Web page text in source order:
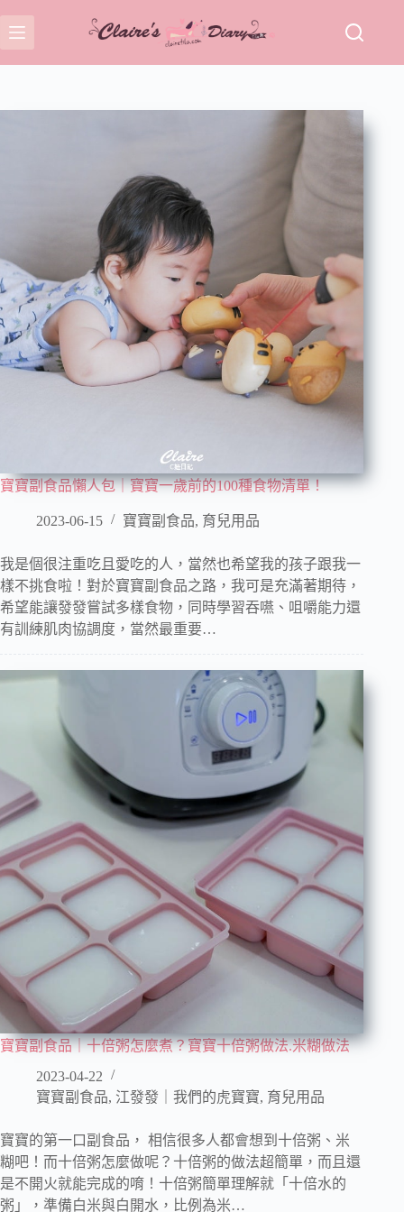
至
主
寶寶副食品懶人包｜寶寶一歲前的100種食物清單！
2023-06-15 寶寶副食品, 育兒用品
我是個很注重吃且愛吃的人，當然也希望我的孩子跟我一
樣不挑食啦！對於寶寶副食品之路，我可是充滿著期待，
希望能讓發發嘗試多樣食物，同時學習吞嚥、咀嚼能力還
有訓練肌肉協調度，當然最重要…
寶寶副食品｜十倍粥怎麼煮？寶寶十倍粥做法.米糊做法
2023-04-22
寶寶副食品, 江發發｜我們的虎寶寶, 育兒用品
寶寶的第一口副食品， 相信很多人都會想到十倍粥、米
糊吧！而十倍粥怎麼做呢？十倍粥的做法超簡單，而且還
是不開火就能完成的唷！十倍粥簡單理解就「十倍水的
粥」，準備白米與白開水，比例為米…